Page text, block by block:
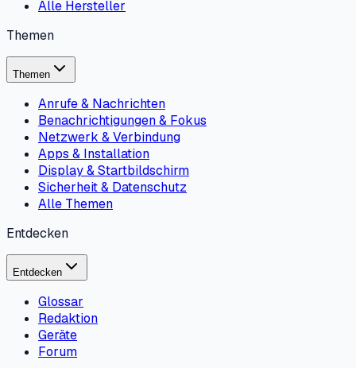
Alle Hersteller
Themen
Themen
Anrufe & Nachrichten
Benachrichtigungen & Fokus
Netzwerk & Verbindung
Apps & Installation
Display & Startbildschirm
Sicherheit & Datenschutz
Alle Themen
Entdecken
Entdecken
Glossar
Redaktion
Geräte
Forum